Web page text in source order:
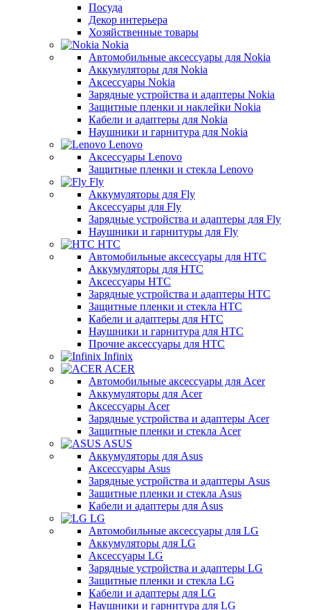
Посуда
Декор интерьера
Хозяйственные товары
Nokia
Автомобильные аксессуары для Nokia
Аккумуляторы для Nokia
Аксессуары Nokia
Зарядные устройства и адаптеры Nokia
Защитные пленки и наклейки Nokia
Кабели и адаптеры для Nokia
Наушники и гарнитура для Nokia
Lenovo
Аксессуары Lenovo
Защитные пленки и стекла Lenovo
Fly
Аккумуляторы для Fly
Аксессуары для Fly
Зарядные устройства и адаптеры для Fly
Наушники и гарнитуры для Fly
HTC
Автомобильные аксессуары для HTC
Аккумуляторы для HTC
Аксессуары HTC
Зарядные устройства и адаптеры HTC
Защитные пленки и стекла HTC
Кабели и адаптеры для HTC
Наушники и гарнитура для HTC
Прочие аксессуары для HTC
Infinix
ACER
Автомобильные аксессуары для Acer
Аккумуляторы для Acer
Аксессуары Acer
Зарядные устройства и адаптеры Acer
Защитные пленки и стекла Acer
ASUS
Аккумуляторы для Asus
Аксессуары Asus
Зарядные устройства и адаптеры Asus
Защитные пленки и стекла Asus
Кабели и адаптеры для Asus
LG
Автомобильные аксессуары для LG
Аккумуляторы для LG
Аксессуары LG
Зарядные устройства и адаптеры LG
Защитные пленки и стекла LG
Кабели и адаптеры для LG
Наушники и гарнитура для LG